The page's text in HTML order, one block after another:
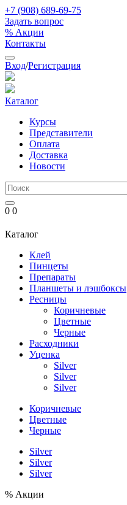
+7 (908) 689-69-75
Задать вопрос
% Акции
Контакты
Вход/Регистрация
Каталог
Курсы
Представители
Оплата
Доставка
Новости
0 0
Каталог
Клей
Пинцеты
Препараты
Планшеты и лэшбоксы
Ресницы
Коричневые
Цветные
Черные
Расходники
Уценка
Silver
Silver
Silver
Коричневые
Цветные
Черные
Silver
Silver
Silver
% Акции